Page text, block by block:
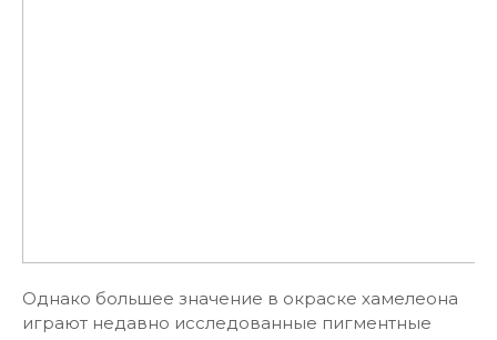
Однако большее значение в окраске хамелеона
играют недавно исследованные пигментные